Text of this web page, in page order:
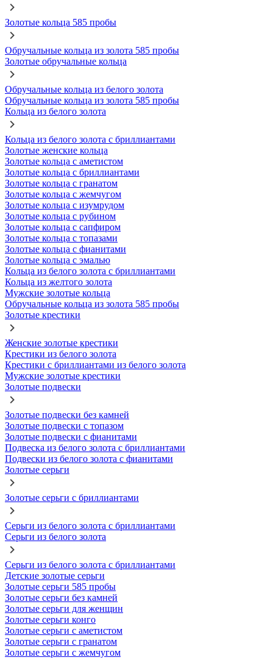
Золотые кольца 585 пробы
Обручальные кольца из золота 585 пробы
Золотые обручальные кольца
Обручальные кольца из белого золота
Обручальные кольца из золота 585 пробы
Кольца из белого золота
Кольца из белого золота с бриллиантами
Золотые женские кольца
Золотые кольца с аметистом
Золотые кольца с бриллиантами
Золотые кольца с гранатом
Золотые кольца с жемчугом
Золотые кольца с изумрудом
Золотые кольца с рубином
Золотые кольца с сапфиром
Золотые кольца с топазами
Золотые кольца с фианитами
Золотые кольца с эмалью
Кольца из белого золота с бриллиантами
Кольца из желтого золота
Мужские золотые кольца
Обручальные кольца из золота 585 пробы
Золотые крестики
Женские золотые крестики
Крестики из белого золота
Крестики с бриллиантами из белого золота
Мужские золотые крестики
Золотые подвески
Золотые подвески без камней
Золотые подвески с топазом
Золотые подвески с фианитами
Подвеска из белого золота с бриллиантами
Подвески из белого золота с фианитами
Золотые серьги
Золотые серьги с бриллиантами
Серьги из белого золота с бриллиантами
Серьги из белого золота
Серьги из белого золота с бриллиантами
Детские золотые серьги
Золотые серьги 585 пробы
Золотые серьги без камней
Золотые серьги для женщин
Золотые серьги конго
Золотые серьги с аметистом
Золотые серьги с гранатом
Золотые серьги с жемчугом